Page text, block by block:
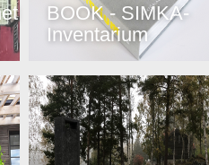
BOOK - SIMKA-
Inventarium